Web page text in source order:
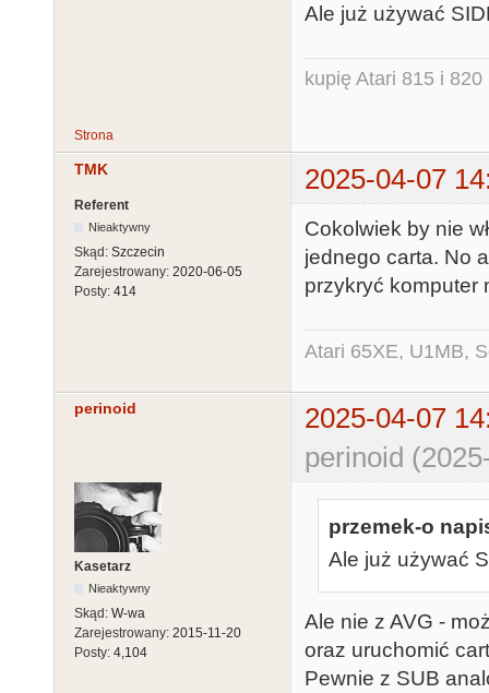
Ale już używać
kupię Atari 815 i 820
Strona
TMK 2025-04-07
Referent
Nieaktywny
Skąd: Szczecin
Zarejestrowany: 2020-06-05
Posty: 414
Cokolwiek by nie
jednego carta. No
przykryć komputer
Atari 65XE, U1MB,
perinoid
2025-04-07
perinoid
Kasetarz
Nieaktywny
Skąd: W-wa
Zarejestrowany: 2015-11-20
Posty: 4,104
przemek-o
Ale już używać
Ale nie z AVG -
oraz uruchomić
Pewnie z SUB